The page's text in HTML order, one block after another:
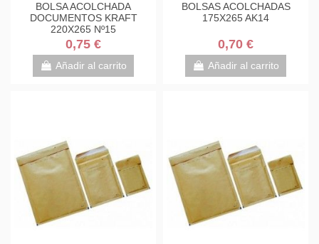
BOLSA ACOLCHADA
DOCUMENTOS KRAFT
220X265 Nº15
0,75 €
Añadir al carrito
BOLSAS ACOLCHADAS
175X265 AK14
0,70 €
Añadir al carrito